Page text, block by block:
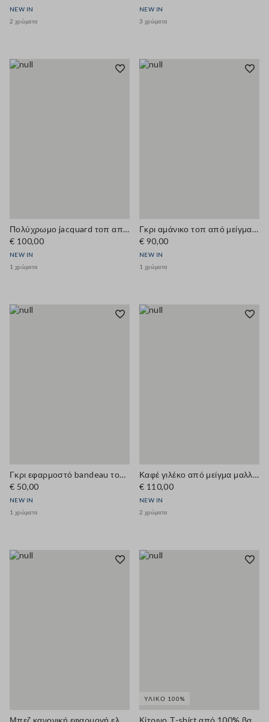
NEW IN
2 χρώματα
NEW IN
3 χρώματα
Πολύχρωμο jacquard τοπ από μείγμα μαλλιού και βισκόζης, regular εφαρμογή
€ 100,00
NEW IN
1 χρώματα
Γκρι αμάνικο τοπ από μείγμα μαλλιού με ψηλό γιακά, κανονική εφαρμογή
€ 90,00
NEW IN
1 χρώματα
Γκρι εφαρμοστό bandeau τοπ από ελαστικό μαλλί
€ 50,00
NEW IN
1 χρώματα
Καφέ γιλέκο από μείγμα μαλλιού και κασμίρ, κανονική εφαρμογή
€ 110,00
NEW IN
2 χρώματα
Μπεζ κανονική εφαρμογή ελαστική βαμβακερή μπλούζα
ΥΛΙΚΌ 100%
Κίτρινο T-shirt από 100% βαμβάκι, κοντομάνικο, oversized εφαρμογή, με στάμπα